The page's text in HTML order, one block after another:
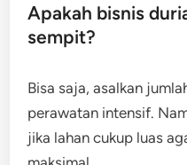
Apakah bisnis
sempit?
Bisa saja, asalkan
perawatan intensif.
jika lahan cukup luas